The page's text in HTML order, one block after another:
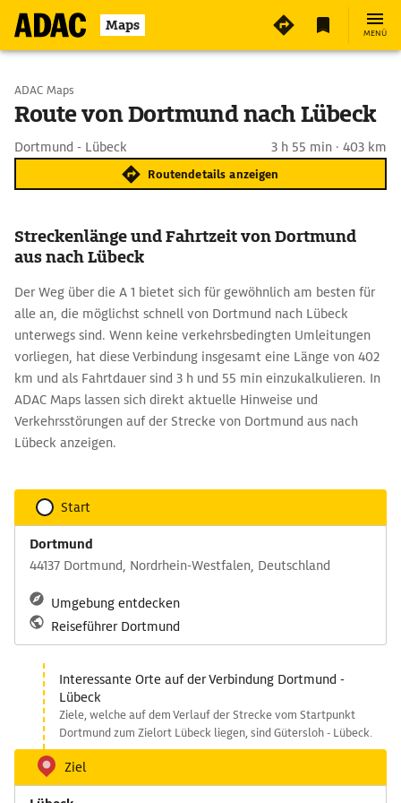
Maps MENÜ
Start wählen
ADAC Maps
Route von Dortmund nach Lübeck
Dortmund - Lübeck 3 h 55 min · 403 km
Routendetails anzeigen
Streckenlänge und Fahrtzeit von Dortmund
aus nach Lübeck
Der Weg über die A 1 bietet sich für gewöhnlich am besten für
alle an, die möglichst schnell von Dortmund nach Lübeck
unterwegs sind. Wenn keine verkehrsbedingten Umleitungen
vorliegen, hat diese Verbindung insgesamt eine Länge von 402
km und als Fahrtdauer sind 3 h und 55 min einzukalkulieren. In
ADAC Maps lassen sich direkt aktuelle Hinweise und
Verkehrsstörungen auf der Strecke von Dortmund aus nach
Lübeck anzeigen.
Start
Dortmund
44137 Dortmund, Nordrhein-Westfalen, Deutschland
Umgebung entdecken
Reiseführer Dortmund
Interessante Orte auf der Verbindung Dortmund -
Lübeck
Ziele, welche auf dem Verlauf der Strecke vom Startpunkt
Dortmund zum Zielort Lübeck liegen, sind Gütersloh - Lübeck.
Ziel